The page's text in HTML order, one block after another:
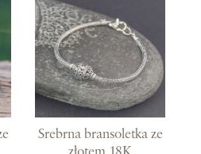
Srebrna bransoletka ze